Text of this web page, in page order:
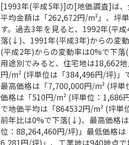
[1993年(平成5年)]の[地価調査]は
平均金額は「262,672円/m²」、坪
す。過去3年を見ると、1992年(平
落(↓)、1991年(平成3年)からの変
(平成2年)からの変動率は0%で下
用途別でみると、住宅地は18,662
円/m² (坪単位は「384,496円/坪)
最高価格は「7,700,000円/m² (坪
価格は「510円/m² (坪単位：1,686
で地価平均は「864532円/m² (坪
前年比は0%で下落(↓)、最高価格
位：88,264,460円/坪)」最低価格